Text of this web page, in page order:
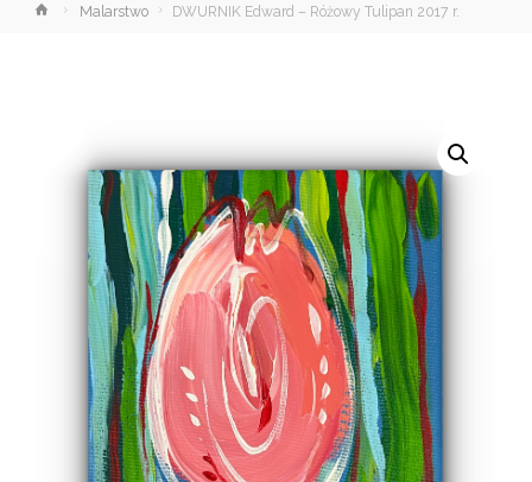
StronaMalarstwo DWURNIK Edward – Różowy Tulipan 2017 r.